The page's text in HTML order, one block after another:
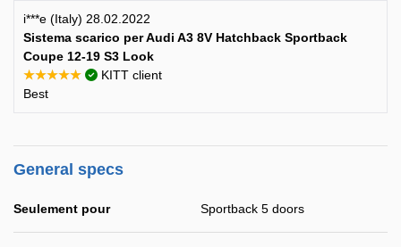
i***e (Italy) 28.02.2022
Sistema scarico per Audi A3 8V Hatchback Sportback
Coupe 12-19 S3 Look
★★★★★
KITT client
Best
General specs
Seulement pour Sportback 5 doors